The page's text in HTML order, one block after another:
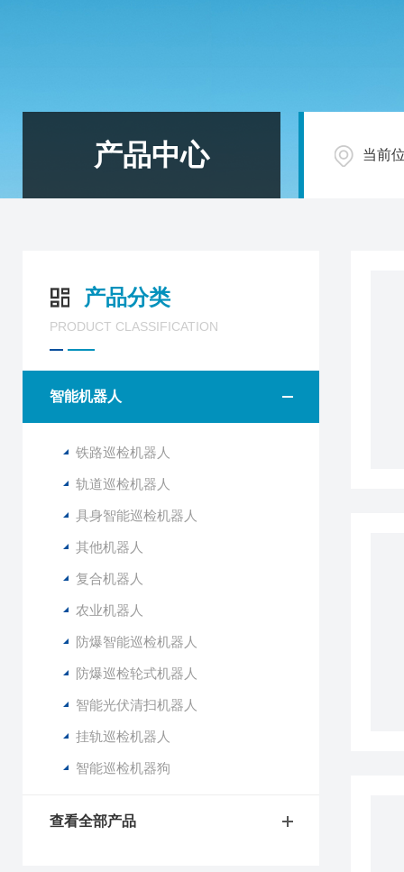
产品中心 当前
产品分类
PRODUCT CLASSIFICATION
智能机器人
铁路巡检机器人
轨道巡检机器人
具身智能巡检机器人
其他机器人
复合机器人
农业机器人
防爆智能巡检机器人
防爆巡检轮式机器人
智能光伏清扫机器人
挂轨巡检机器人
智能巡检机器狗
查看全部产品